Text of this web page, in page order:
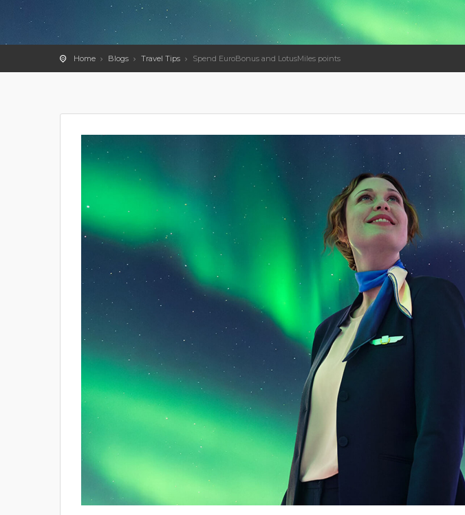
Home Blogs Travel Tips Spend EuroBonus and LotusMiles points